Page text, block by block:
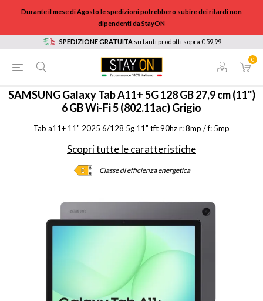
Durante il mese di Agosto le spedizioni potrebbero subire dei ritardi non
dipendenti da StayON
SPEDIZIONE GRATUITA su tanti prodotti sopra € 59,99
0
HOME TABLET E E-BOOK READER TABLET
SMX236BZAREUE
SAMSUNG Galaxy Tab A11+ 5G 128 GB 27,9 cm (11")
6 GB Wi-Fi 5 (802.11ac) Grigio
Tab a11+ 11" 2025 6/128 5g 11" tft 90hz r: 8mp / f: 5mp
Scopri tutte le caratteristiche
Classe di efficienza energetica